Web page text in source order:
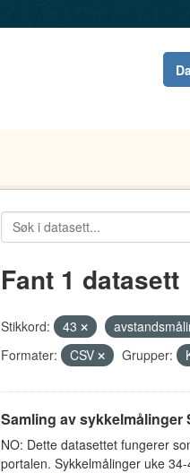
Fant 1 datasett
Stikkord: 43
Formater:
CSV Grupper:
Samling av sykkelmålinger
NO: Dette datasettet fungerer
portalen. Sykkelmålinger uke